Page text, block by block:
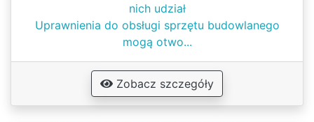
nich udział
Uprawnienia do obsługi sprzętu budowlanego
mogą otwo...
Zobacz szczegóły